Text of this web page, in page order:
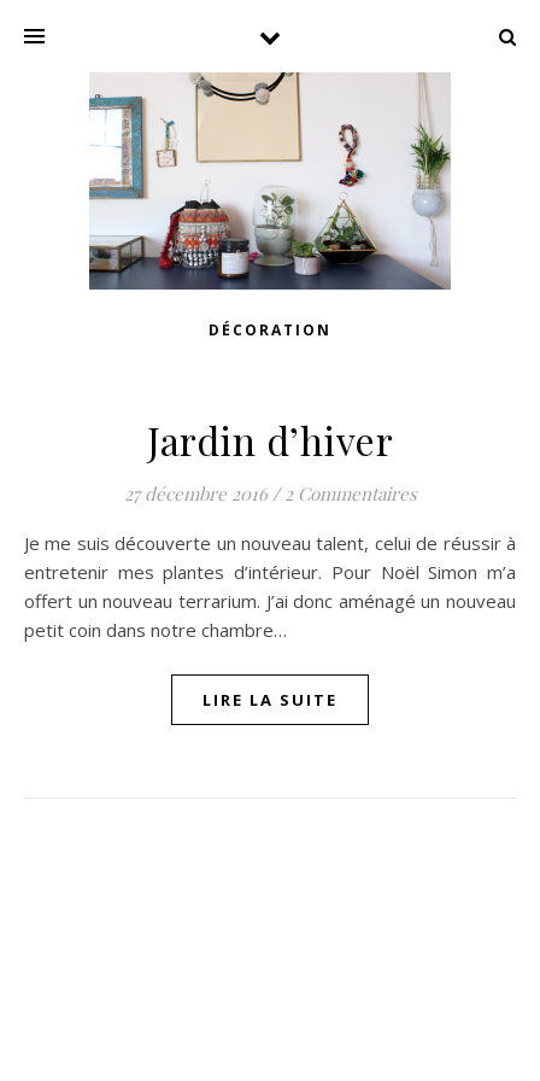
DÉCORATION
Jardin d’hiver
27 décembre 2016 / 2 Commentaires
Je me suis découverte un nouveau talent, celui de réussir à
entretenir mes plantes d’intérieur. Pour Noël Simon m’a
offert un nouveau terrarium. J’ai donc aménagé un nouveau
petit coin dans notre chambre…
LIRE LA SUITE